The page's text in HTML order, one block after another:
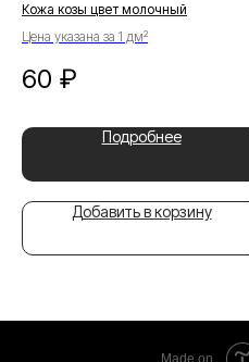
Кожа козы цвет молочный
Цена указана за 1 дм²
60 ₽
Подробнее
Добавить в корзину
Made on